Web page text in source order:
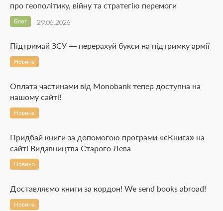
про геополітику, війну та стратегію перемоги
29.06.2026
Блог
Підтримай ЗСУ — перерахуй букси на підтримку армії
Новина
Оплата частинами від Monobank тепер доступна на
нашому сайті!
Новина
Придбай книги за допомогою програми «єКнига» на
сайті Видавництва Старого Лева
Новина
Доставляємо книги за кордон! We send books abroad!
Новина